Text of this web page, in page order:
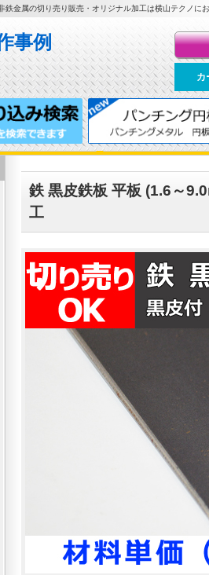
鉄金属の切り売り販売・オリジナル加工は横山テクノに
カ
鉄 黒皮鉄板 平板 (1.6～
工